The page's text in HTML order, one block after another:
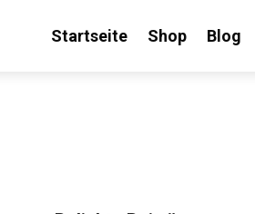
Startseite Shop Blog